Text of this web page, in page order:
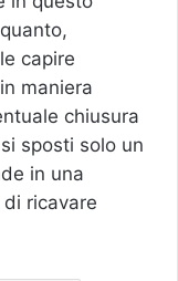
capire
maniera
chiusura
sposti solo un
in una
ricavare